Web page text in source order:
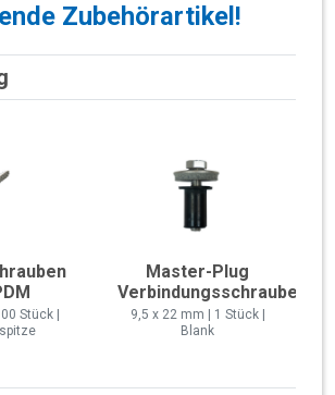
Zubehörartikel!
Stück |
Master-Plug
Verbindungsschraube
9,5 x 22 mm | 1 Stück |
Blank